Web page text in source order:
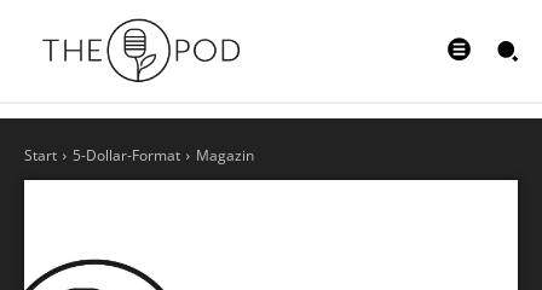
Start 5-Dollar-Format Magazin